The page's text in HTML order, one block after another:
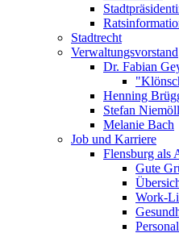
Stadtrecht
Verwaltungsvorstand
Dr. Fabian
Henning
Stefan
Melanie Bach
Job und Karriere
Flensburg als
Gute
Work-